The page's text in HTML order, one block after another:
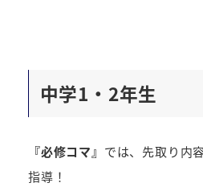
中学1・2年生
『必修コマ』 では、先取り内
指導！